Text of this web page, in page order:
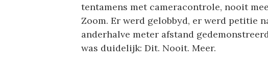
tentamens met cameracontrole, nooit
Zoom. Er werd gelobbyd, er werd petitie
anderhalve meter afstand
was duidelijk: Dit. Nooit. Meer.